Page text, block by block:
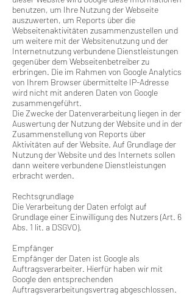
benutzen, um Ihre Nutzung der Webseite
auszuwerten, um Reports über die
Webseitenaktivitäten zusammenzustellen und
um weitere mit der Websitenutzung und der
Internetnutzung verbundene Dienstleistungen
gegenüber dem Webseitenbetreiber zu
erbringen. Die im Rahmen von Google Analytics
von Ihrem Browser übermittelte IP-Adresse
wird nicht mit anderen Daten von Google
zusammengeführt.
Die Zwecke der Datenverarbeitung liegen in der
Auswertung der Nutzung der Website und in der
Zusammenstellung von Reports über
Aktivitäten auf der Website. Auf Grundlage der
Nutzung der Website und des Internets sollen
dann weitere verbundene Dienstleistungen
erbracht werden.
Rechtsgrundlage
Die Verarbeitung der Daten erfolgt auf
Grundlage einer Einwilligung des Nutzers (Art. 6
Abs. 1 lit. a DSGVO).
Empfänger
Empfänger der Daten ist Google als
Auftragsverarbeiter. Hierfür haben wir mit
Google den entsprechenden
Auftragsverarbeitungsvertrag abgeschlossen.